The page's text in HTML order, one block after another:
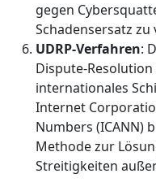
gegen
Schadensersatz zu
UDRP-Verfahren:
Dispute-Resolution
internationales
Internet
Numbers (ICANN)
Methode zur
Streitigkeiten